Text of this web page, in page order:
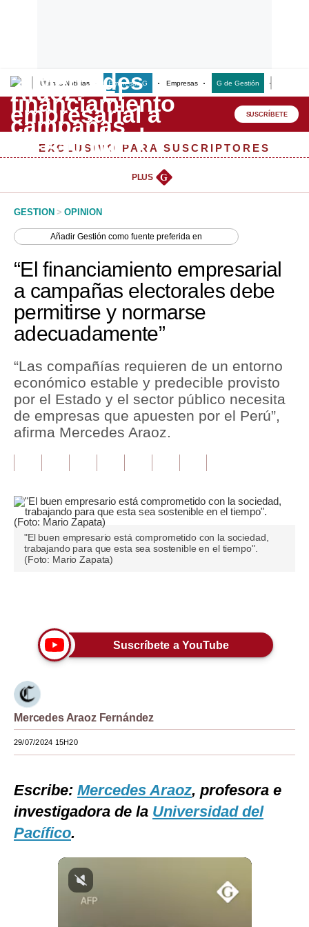
Últimas Noticias Empresas G Empresas G de Gestión
Lo último
Peru Quiosco
Management & Empleo
Perú
Política
Tu Dinero
Finanzas Personales
Inmobiliarias
Plus G
Editorial
Pregunta de hoy
Blogs
Tendencias
Moda
Estilos
Mundo
EEUU
México
Internacional
Tecnología
Club del Suscriptor
SUSCRÍBETE
EXCLUSIVO PARA SUSCRIPTORES
PLUS G
GESTION > OPINION
AñadirGestión como fuente preferida en
“El financiamiento empresarial
a campañas electorales debe
permitirse y normarse
adecuadamente”
“Las compañías requieren de un entorno
económico estable y predecible provisto
por el Estado y el sector público necesita
de empresas que apuesten por el Perú”,
afirma Mercedes Araoz.
"El buen empresario está comprometido con la sociedad,
trabajando para que esta sea sostenible en el tiempo".
(Foto: Mario Zapata)
Suscríbete a YouTube
Mercedes Araoz Fernández
29/07/2024 15H20
Escribe: Mercedes Araoz, profesora e
investigadora de la Universidad del
Pacífico.